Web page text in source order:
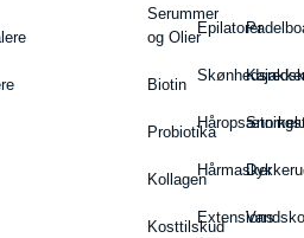
Serummer
og Olier
Biotin
Probiotika
Kollagen
Kosttilskud
Epilatorer
Hårmasker
ExtensionsVandsko